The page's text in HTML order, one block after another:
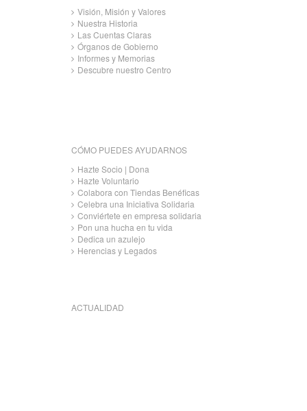
Visión, Misión y Valores
Nuestra Historia
Las Cuentas Claras
Órganos de Gobierno
Informes y Memorias
Descubre nuestro Centro
CÓMO PUEDES AYUDARNOS
Hazte Socio | Dona
Hazte Voluntario
Colabora con Tiendas Benéficas
Celebra una Iniciativa Solidaria
Conviértete en empresa solidaria
Pon una hucha en tu vida
Dedica un azulejo
Herencias y Legados
ACTUALIDAD